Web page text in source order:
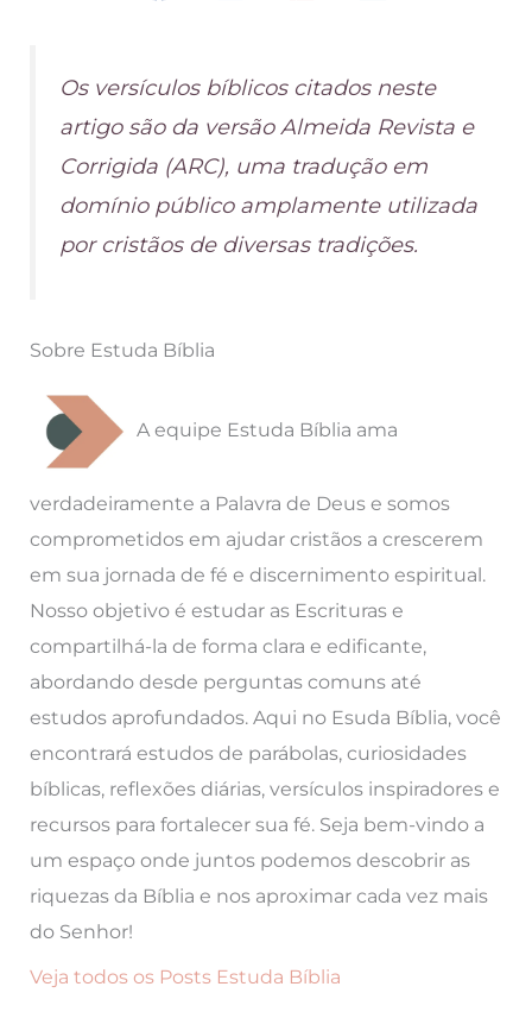
Os versículos bíblicos citados neste
artigo são da versão Almeida Revista e
Corrigida (ARC), uma tradução em
domínio público amplamente utilizada
por cristãos de diversas tradições.
Sobre Estuda Bíblia
A equipe Estuda Bíblia ama
verdadeiramente a Palavra de Deus e somos
comprometidos em ajudar cristãos a crescerem
em sua jornada de fé e discernimento espiritual.
Nosso objetivo é estudar as Escrituras e
compartilhá-la de forma clara e edificante,
abordando desde perguntas comuns até
estudos aprofundados. Aqui no Esuda Bíblia, você
encontrará estudos de parábolas, curiosidades
bíblicas, reflexões diárias, versículos inspiradores e
recursos para fortalecer sua fé. Seja bem-vindo a
um espaço onde juntos podemos descobrir as
riquezas da Bíblia e nos aproximar cada vez mais
do Senhor!
Veja todos os Posts Estuda Bíblia